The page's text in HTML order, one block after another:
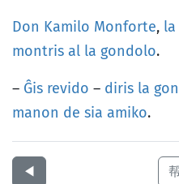
Don Kamilo Monforte, la
montris al la gondolo.
– Ĝis revido – diris la
manon de sia amiko.
◀︎